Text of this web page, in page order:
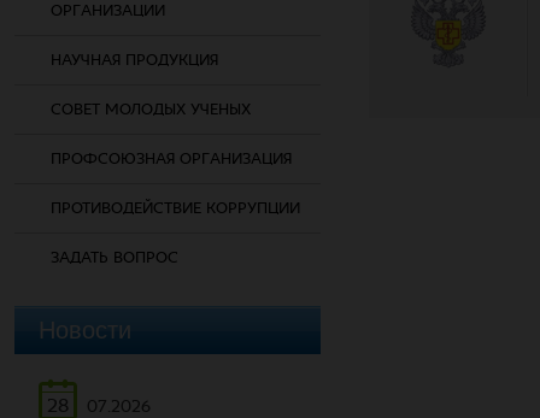
ОРГАНИЗАЦИИ
НАУЧНАЯ ПРОДУКЦИЯ
СОВЕТ МОЛОДЫХ УЧЕНЫХ
ПРОФСОЮЗНАЯ ОРГАНИЗАЦИЯ
ПРОТИВОДЕЙСТВИЕ КОРРУПЦИИ
ЗАДАТЬ ВОПРОС
Новости
28
07.2026